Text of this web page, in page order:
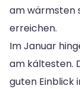
am wärmsten
erreichen.
Im Januar
am kältesten.
guten Einblick